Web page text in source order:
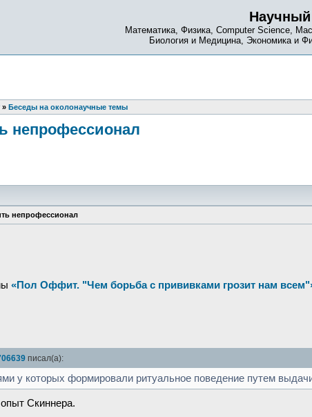
Математика, Физика, Computer Science,
Биология и Медицина, Экономика и
» Беседы на околонаучные темы
непрофессионал
непрофессионал
«Пол Оффит. "Чем борьба с прививками грозит нам
писал(а):
у которых формировали ритуальное поведение путем
Скиннера.